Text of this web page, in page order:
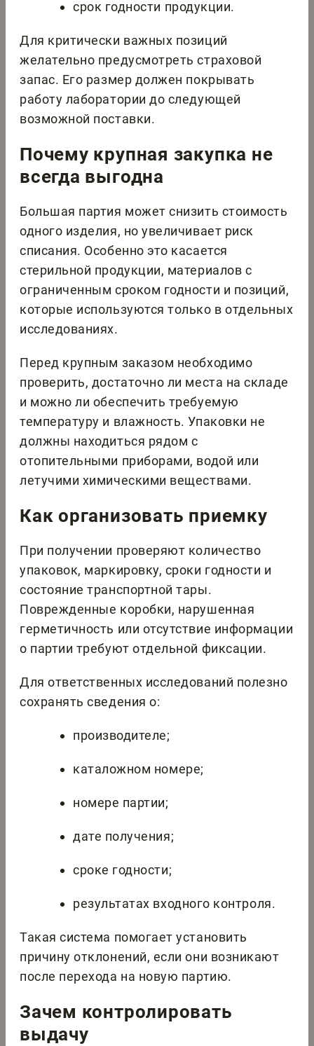
срок годности продукции.
Для критически важных позиций
желательно предусмотреть страховой
запас. Его размер должен покрывать
работу лаборатории до следующей
возможной поставки.
Почему крупная закупка не
всегда выгодна
Большая партия может снизить стоимость
одного изделия, но увеличивает риск
списания. Особенно это касается
стерильной продукции, материалов с
ограниченным сроком годности и позиций,
которые используются только в отдельных
исследованиях.
Перед крупным заказом необходимо
проверить, достаточно ли места на складе
и можно ли обеспечить требуемую
температуру и влажность. Упаковки не
должны находиться рядом с
отопительными приборами, водой или
летучими химическими веществами.
Как организовать приемку
При получении проверяют количество
упаковок, маркировку, сроки годности и
состояние транспортной тары.
Поврежденные коробки, нарушенная
герметичность или отсутствие информации
о партии требуют отдельной фиксации.
Для ответственных исследований полезно
сохранять сведения о:
производителе;
каталожном номере;
номере партии;
дате получения;
сроке годности;
результатах входного контроля.
Такая система помогает установить
причину отклонений, если они возникают
после перехода на новую партию.
Зачем контролировать
выдачу